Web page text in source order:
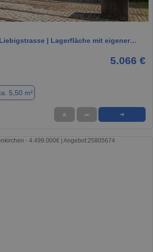
1 / 7
| Lagerfläche mit eigener…
5.066 €
5,50 m²
★ ➦ ➜